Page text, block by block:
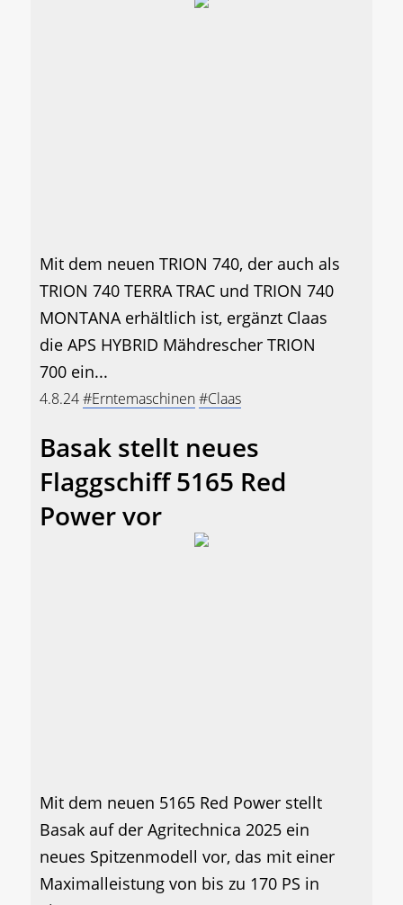
Mit dem neuen TRION 740, der auch als
TRION 740 TERRA TRAC und TRION 740
MONTANA erhältlich ist, ergänzt Claas
die APS HYBRID Mähdrescher TRION
700 ein...
4.8.24#Erntemaschinen#Claas
Basak stellt neues
Flaggschiff 5165 Red
Power vor
Mit dem neuen 5165 Red Power stellt
Basak auf der Agritechnica 2025 ein
neues Spitzenmodell vor, das mit einer
Maximalleistung von bis zu 170 PS in